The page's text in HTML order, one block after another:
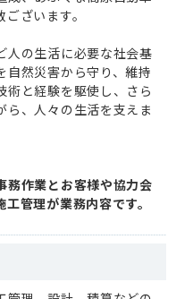
ざいます。
の生活に必要な社会基
自然災害から守り、維持
術と経験を駆使し、さら
ら、人々の生活を支えま
務作業とお客様や協力会
管理が業務内容です。